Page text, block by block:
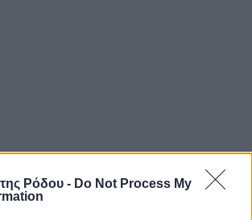
Ρόδου - Do Not Process My